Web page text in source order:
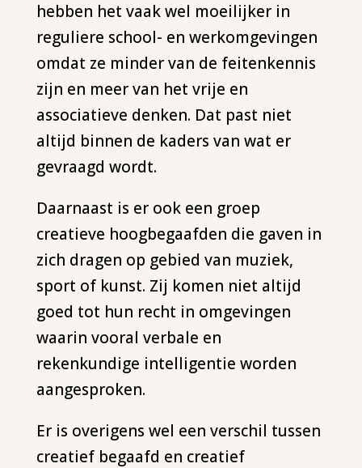
hebben het vaak wel moeilijker in
reguliere school- en werkomgevingen
omdat ze minder van de feitenkennis
zijn en meer van het vrije en
associatieve denken. Dat past niet
altijd binnen de kaders van wat er
gevraagd wordt.
Daarnaast is er ook een groep
creatieve hoogbegaafden die gaven in
zich dragen op gebied van muziek,
sport of kunst. Zij komen niet altijd
goed tot hun recht in omgevingen
waarin vooral verbale en
rekenkundige intelligentie worden
aangesproken.
Er is overigens wel een verschil tussen
creatief begaafd en creatief